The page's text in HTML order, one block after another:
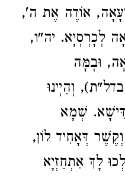
אוֹדֶה אֶת ה',
לְכָרְסְיָא. יה"ו,
וּבְמָּה
וְהַיְינוּ
שְׁמָא
דְּאָחִיד לוֹן,
לָךְ אִתְחַזְיָא